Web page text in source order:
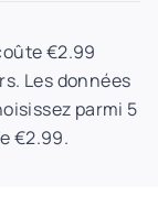
€2.99
Les données
parmi 5
€2.99.